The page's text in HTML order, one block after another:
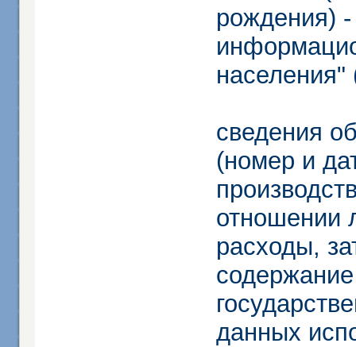
рождения) -
населения"
сведения
(номер и
отношении
расходы,
данных